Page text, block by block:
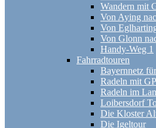
Wandern mit
Von Aying
Von
Von Glonn
Handy-Weg 1
Fahrradtouren
Bayernnetz
Radeln mit
Radeln im
Loibersdorf
Die Kloster
Die Igeltour